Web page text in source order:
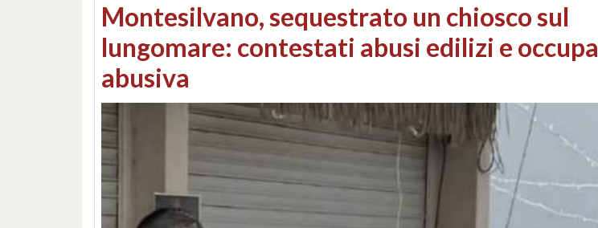
Consiglio regionale: confronto su call center,
Consorzi di bonifica e danni da maltempo